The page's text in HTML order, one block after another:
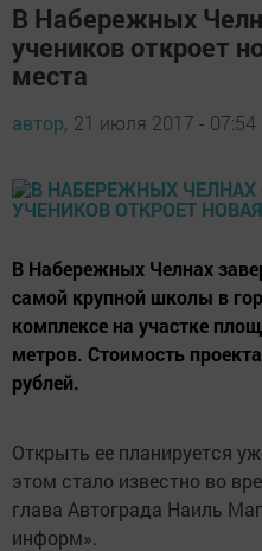
В Набережных
учеников откроет
места
автор, 21 июля 2017 - 07:54
В Набережных Челнах
самой крупной школы в
комплексе на участке
метров. Стоимость
рублей.
Открыть ее планируется
этом стало известно во
глава Автограда Наиль
информ».